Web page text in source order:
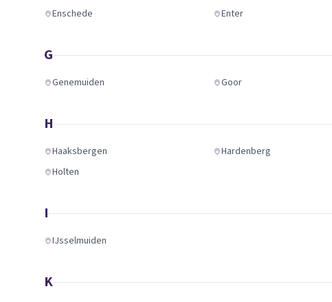
Enschede Enter
G
Genemuiden Goor
H
Haaksbergen Hardenberg
Holten
I
IJsselmuiden
K